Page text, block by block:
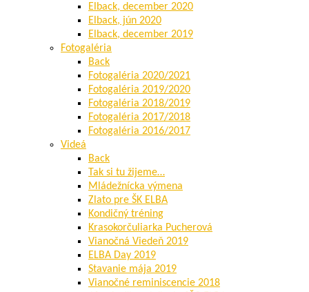
Elback, december 2020
Elback, jún 2020
Elback, december 2019
Fotogaléria
Back
Fotogaléria 2020/2021
Fotogaléria 2019/2020
Fotogaléria 2018/2019
Fotogaléria 2017/2018
Fotogaléria 2016/2017
Videá
Back
Tak si tu žijeme…
Mládežnícka výmena
Zlato pre ŠK ELBA
Kondičný tréning
Krasokorčuliarka Pucherová
Vianočná Viedeň 2019
ELBA Day 2019
Stavanie mája 2019
Vianočné reminiscencie 2018